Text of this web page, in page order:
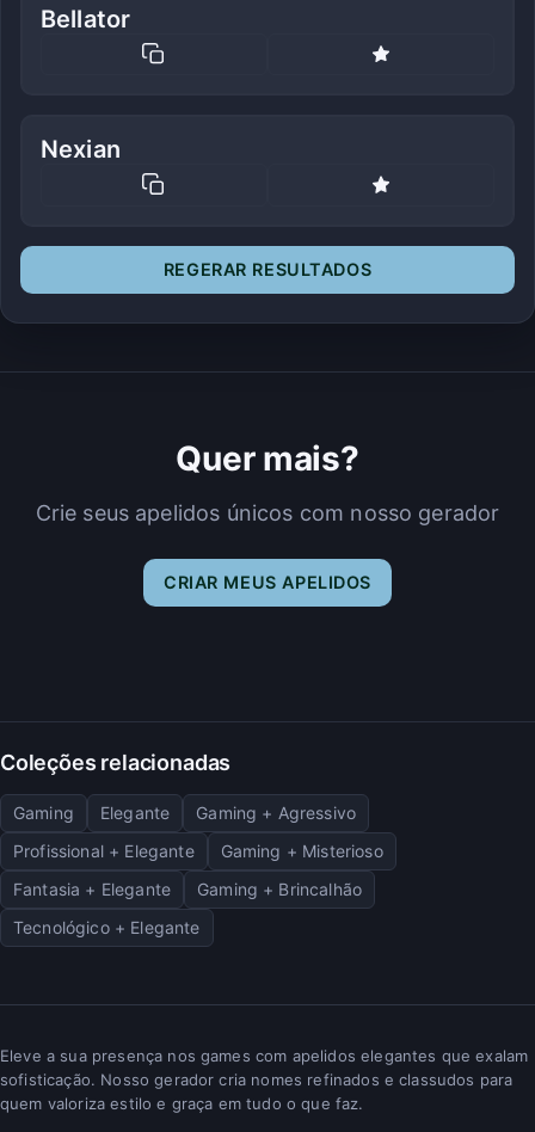
Bellator
Nexian
REGERAR RESULTADOS
Quer mais?
Crie seus apelidos únicos com nosso gerador
CRIAR MEUS APELIDOS
Coleções relacionadas
Gaming Elegante
Gaming + Agressivo
Profissional + Elegante
Gaming + Misterioso
Fantasia + Elegante
Gaming + Brincalhão
Tecnológico + Elegante
Eleve a sua presença nos games com apelidos elegantes que exalam
sofisticação. Nosso gerador cria nomes refinados e classudos para
quem valoriza estilo e graça em tudo o que faz.